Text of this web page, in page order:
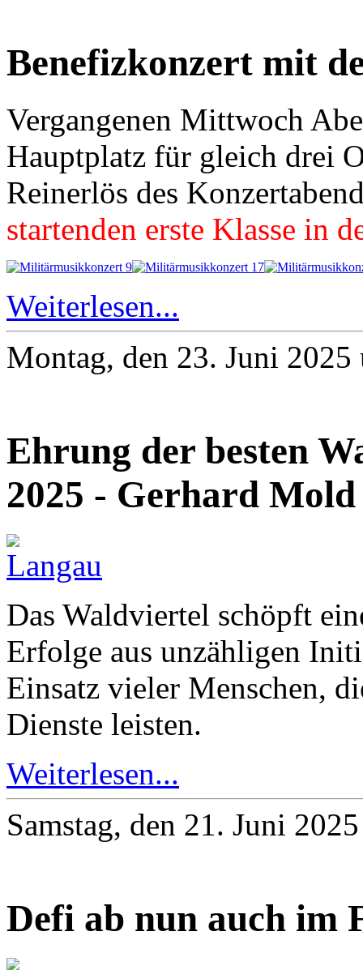
Benefizkonzert mit
Vergangenen Mittwoch
Hauptplatz für gleich drei
Reinerlös des
startenden erste Klasse in
Weiterlesen...
Montag, den 23. Juni
Ehrung der besten
2025 - Gerhard Mold
Das Waldviertel schöpft
Erfolge aus unzähligen
Einsatz vieler Menschen,
Dienste leisten.
Weiterlesen...
Samstag, den 21. Juni
Defi ab nun auch im